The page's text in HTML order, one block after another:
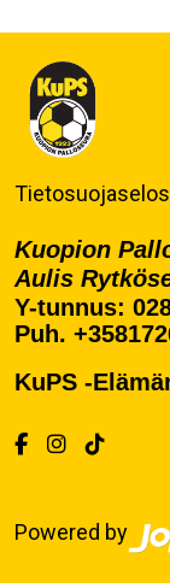
Kuopion
Aulis
Y-tunnus:
Puh.
KuPS -
Powered by